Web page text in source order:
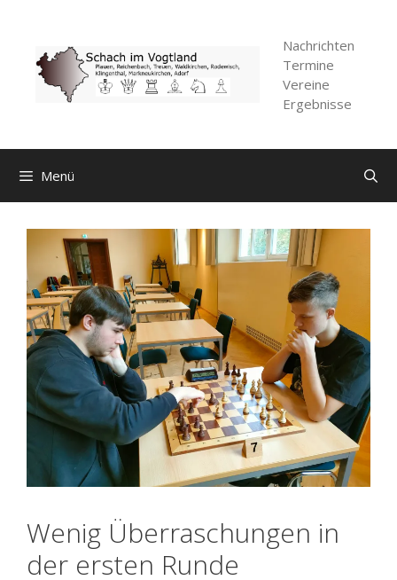
springen
Nachrichten
Termine
Vereine
Ergebnisse
Menü
Wenig Überraschungen in
der ersten Runde